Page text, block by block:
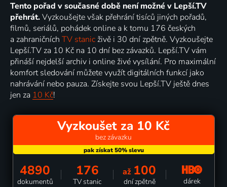
Tento pořad v současné době není možné v Lepší.TV
přehrát.Vyzkoušejte však přehrání tisíců jiných pořadů,
filmů, seriálů, pohádek online a k tomu 176 českých
a zahraničních TV stanic živě i 30 dní zpětně. Vyzkoušejte
Lepší.TV za 10 Kč na 10 dní bez závazků. Lepší.TV vám
přináší nejdelší archiv i online živé vysílání. Pro maximální
komfort sledování můžete využít digitálních funkcí jako
nahrávání nebo pauza. Získejte svou Lepší.TV ještě dnes
jen za 10 Kč!
Vyzkoušet za 10 Kč
bez závazku
4890
dokumentů
176
TV stanic
až 100
dní zpětně dárek